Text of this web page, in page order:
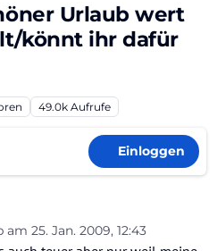
Urlaub wert
könnt ihr dafür
49.0k Aufrufe
Einloggen
am 25. Jan. 2009, 12:43
von